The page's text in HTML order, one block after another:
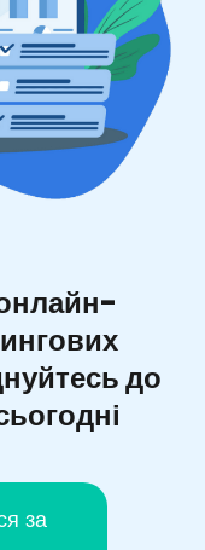
до
за